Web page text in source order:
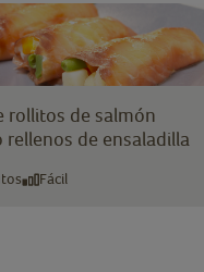
rollitos de salmón
rellenos de ensaladilla
Fácil